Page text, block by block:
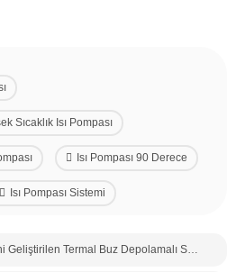
Sıcaklık Isı Pompası
Isı Pompası 90 Derece
Isı Pompası Sistemi
H.yıldız Grubu Yeni Geliştirilen Termal Buz Depolamalı Soğutma Grubu